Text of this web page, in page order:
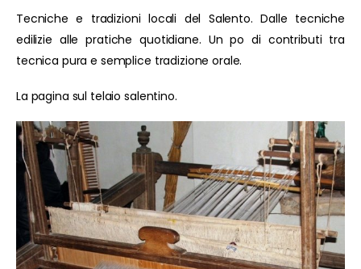
Tecniche e tradizioni locali del Salento. Dalle tecniche
edilizie alle pratiche quotidiane. Un po di contributi tra
tecnica pura e semplice tradizione orale.
La pagina sul telaio salentino.